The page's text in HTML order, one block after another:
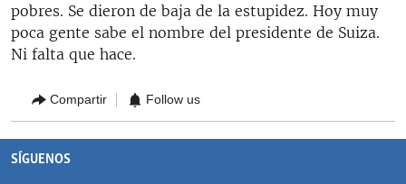
pobres. Se dieron de baja de la estupidez. Hoy muy
poca gente sabe el nombre del presidente de Suiza.
Ni falta que hace.
Compartir Follow us
SÍGUENOS